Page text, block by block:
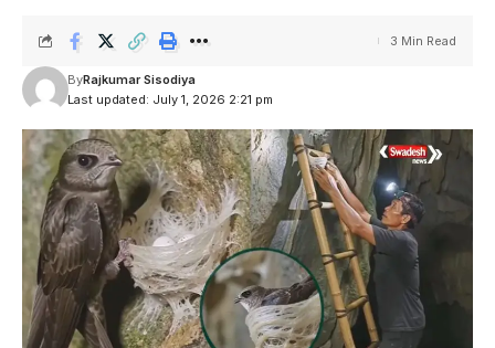
Last updated: July 1, 2026 2:21 pm
ByRajkumar Sisodiya
3 Min Read